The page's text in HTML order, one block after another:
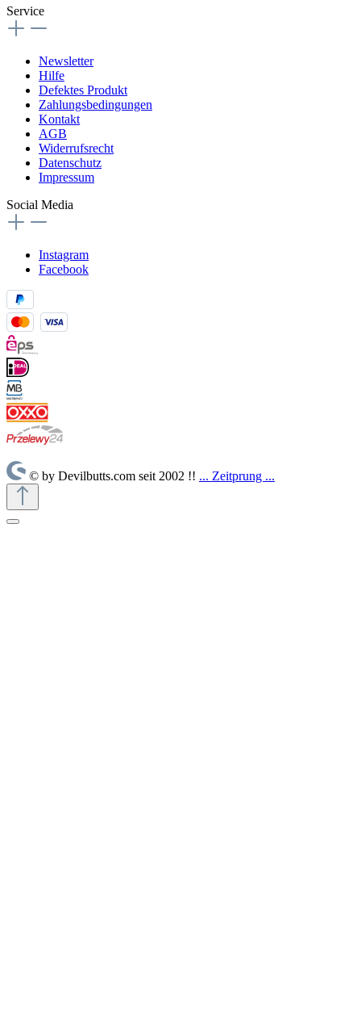
Service
Newsletter
Hilfe
Defektes Produkt
Zahlungsbedingungen
Kontakt
AGB
Widerrufsrecht
Datenschutz
Impressum
Social Media
Instagram
Facebook
© by Devilbutts.com seit 2002 !! ... Zeitprung ...